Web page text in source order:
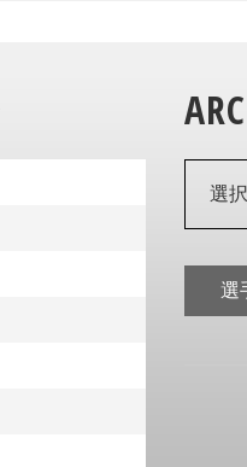
選
選